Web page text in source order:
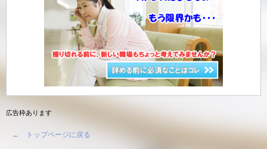
広告枠あります
← トップページに戻る